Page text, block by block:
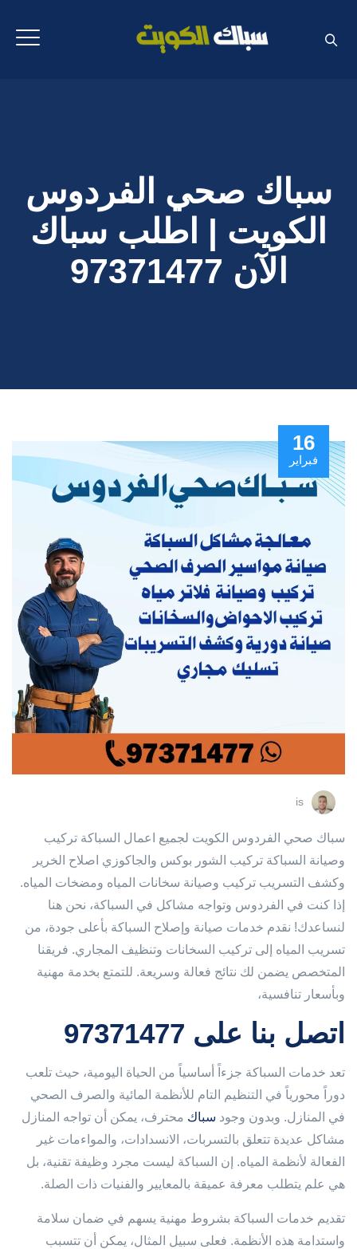
سباك صحي الفردوس
الكويت | اطلب سباك
الآن 97371477
16
فبراير
is
سباك صحي الفردوس الكويت لجميع اعمال السباكة تركيب
وصيانة السباكة تركيب الشور بوكس والجاكوزي اصلاح الخرير
وكشف التسريب تركيب وصيانة سخانات المياه ومضخات المياه.
إذا كنت في الفردوس وتواجه مشاكل في السباكة، نحن هنا
لنساعدك! نقدم خدمات صيانة وإصلاح السباكة بأعلى جودة، من
تسريب المياه إلى تركيب السخانات وتنظيف المجاري. فريقنا
المتخصص يضمن لك نتائج فعالة وسريعة. للتمتع بخدمة مهنية
وبأسعار تنافسية،
اتصل بنا على 97371477
تعد خدمات السباكة جزءاً أساسياً من الحياة اليومية، حيث تلعب
دوراً محورياً في التنظيم التام للأنظمة المائية والصرف الصحي
في المنازل. وبدون وجود سباك محترف، يمكن أن تواجه المنازل
مشاكل عديدة تتعلق بالتسربات، الانسدادات، والمواءمات غير
الفعالة لأنظمة المياه. إن السباكة ليست مجرد وظيفة تقنية، بل
هي علم يتطلب معرفة عميقة بالمعايير والفنيات ذات الصلة.
تقديم خدمات السباكة بشروط مهنية يسهم في ضمان سلامة
واستدامة هذه الأنظمة. فعلى سبيل المثال، يمكن أن تتسبب